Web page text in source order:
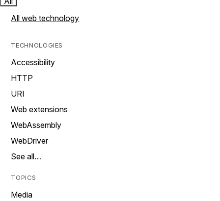
All web technology
TECHNOLOGIES
Accessibility
HTTP
URI
Web extensions
WebAssembly
WebDriver
See all…
TOPICS
Media